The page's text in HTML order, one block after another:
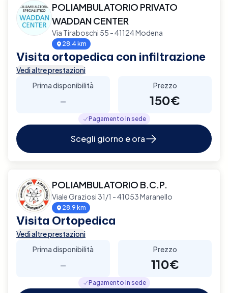
POLIAMBULATORIO PRIVATO
WADDAN CENTER
Via Tiraboschi 55 - 41124 Modena
28.4 km
Visita ortopedica con infiltrazione
Vedi altre prestazioni
Prima disponibilità
-
Prezzo
150€
Pagamento in sede
Scegli giorno e ora
POLIAMBULATORIO B.C.P.
Viale Graziosi 31/1 - 41053 Maranello
28.9 km
Visita Ortopedica
Vedi altre prestazioni
Prima disponibilità
-
Prezzo
110€
Pagamento in sede